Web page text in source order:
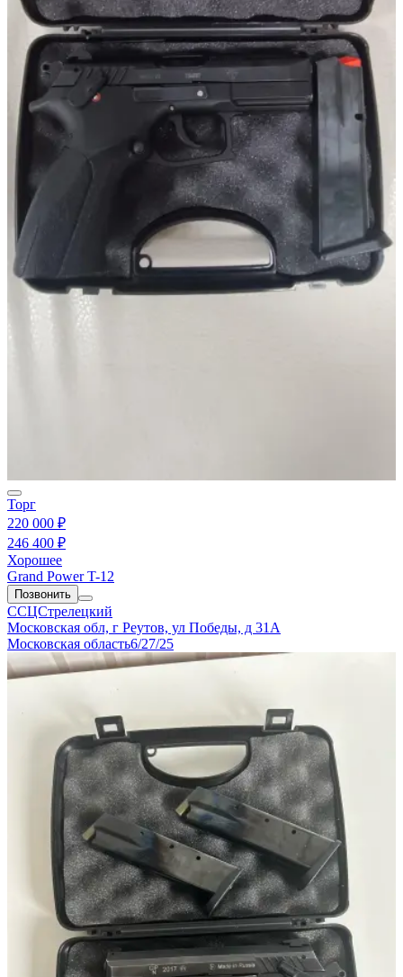
Торг
220 000 ₽
246 400 ₽
Хорошее
Grand Power T-12
Позвонить
ССЦСтрелецкий
Московская обл, г Реутов, ул Победы, д 31А
Московская область6/27/25